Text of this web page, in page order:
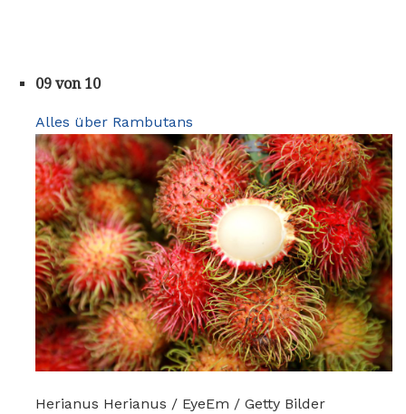
09 von 10
Alles über Rambutans
Herianus Herianus / EyeEm / Getty Bilder